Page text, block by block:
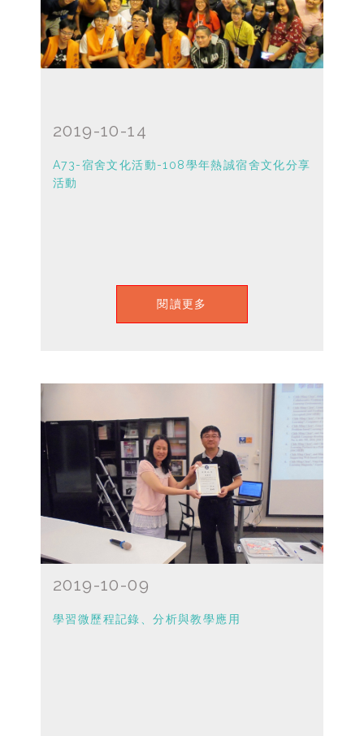
2019-10-14
A73-宿舍文化活動-108學年熱誠宿舍文化分享
活動
閱讀更多
2019-10-09
學習微歷程記錄、分析與教學應用